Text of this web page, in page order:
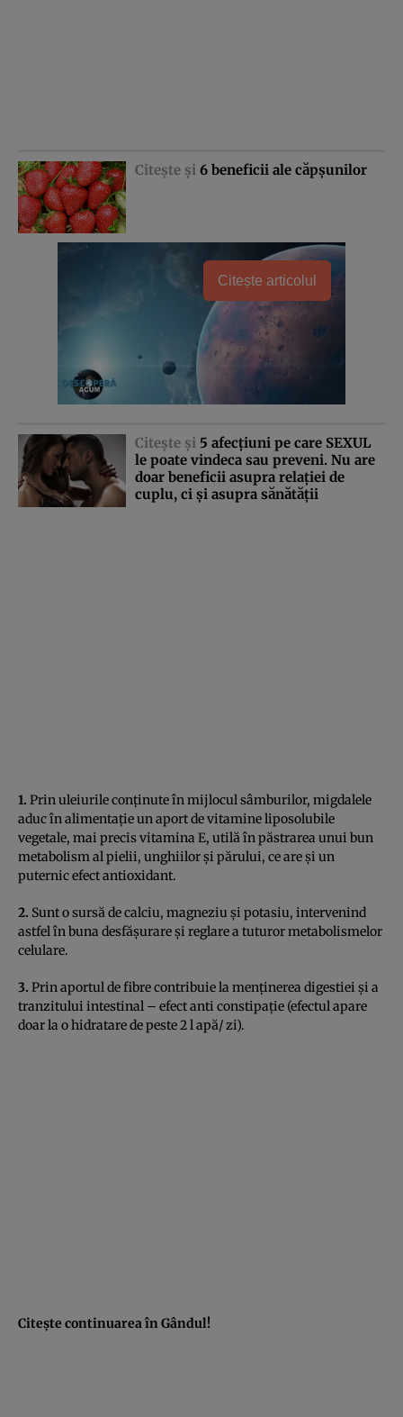
Citeşte şi 6 beneficii ale căpşunilor
Citește articolul
Citeşte şi 5 afecţiuni pe care SEXUL
le poate vindeca sau preveni. Nu are
doar beneficii asupra relaţiei de
cuplu, ci şi asupra sănătăţii
1. Prin uleiurile conţinute în mijlocul sâmburilor, migdalele
aduc în alimentaţie un aport de vitamine liposolubile
vegetale, mai precis vitamina E, utilă în păstrarea unui bun
metabolism al pielii, unghiilor şi părului, ce are şi un
puternic efect antioxidant.
2. Sunt o sursă de calciu, magneziu şi potasiu, intervenind
astfel în buna desfăşurare şi reglare a tuturor metabolismelor
celulare.
3. Prin aportul de fibre contribuie la menţinerea digestiei şi a
tranzitului intestinal – efect anti constipaţie (efectul apare
doar la o hidratare de peste 2 l apă/ zi).
Citeşte continuarea în Gândul!